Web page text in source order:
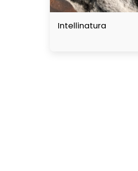
Intellinatura